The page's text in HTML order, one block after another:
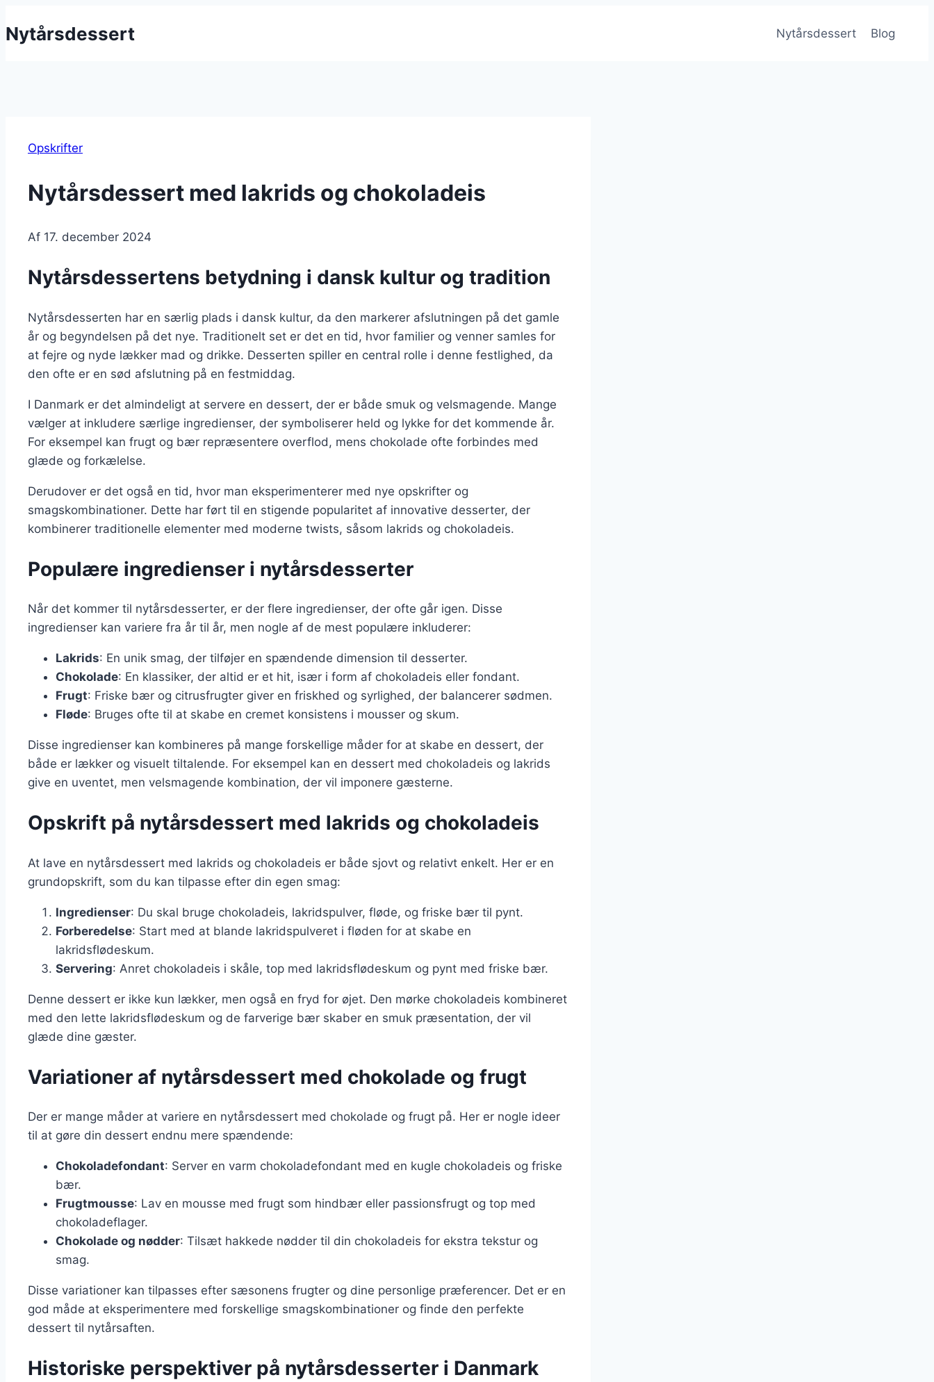
til
Nytårsdessert Nytårsdessert Blog
Opskrifter
Nytårsdessert med lakrids og chokoladeis
Af 17. december 2024
Nytårsdessertens betydning i dansk kultur og tradition
Nytårsdesserten har en særlig plads i dansk kultur, da den markerer afslutningen på det gamle
år og begyndelsen på det nye. Traditionelt set er det en tid, hvor familier og venner samles for
at fejre og nyde lækker mad og drikke. Desserten spiller en central rolle i denne festlighed, da
den ofte er en sød afslutning på en festmiddag.
I Danmark er det almindeligt at servere en dessert, der er både smuk og velsmagende. Mange
vælger at inkludere særlige ingredienser, der symboliserer held og lykke for det kommende år.
For eksempel kan frugt og bær repræsentere overflod, mens chokolade ofte forbindes med
glæde og forkælelse.
Derudover er det også en tid, hvor man eksperimenterer med nye opskrifter og
smagskombinationer. Dette har ført til en stigende popularitet af innovative desserter, der
kombinerer traditionelle elementer med moderne twists, såsom lakrids og chokoladeis.
Populære ingredienser i nytårsdesserter
Når det kommer til nytårsdesserter, er der flere ingredienser, der ofte går igen. Disse
ingredienser kan variere fra år til år, men nogle af de mest populære inkluderer:
Lakrids: En unik smag, der tilføjer en spændende dimension til desserter.
Chokolade: En klassiker, der altid er et hit, især i form af chokoladeis eller fondant.
Frugt: Friske bær og citrusfrugter giver en friskhed og syrlighed, der balancerer sødmen.
Fløde: Bruges ofte til at skabe en cremet konsistens i mousser og skum.
Disse ingredienser kan kombineres på mange forskellige måder for at skabe en dessert, der
både er lækker og visuelt tiltalende. For eksempel kan en dessert med chokoladeis og lakrids
give en uventet, men velsmagende kombination, der vil imponere gæsterne.
Opskrift på nytårsdessert med lakrids og chokoladeis
At lave en nytårsdessert med lakrids og chokoladeis er både sjovt og relativt enkelt. Her er en
grundopskrift, som du kan tilpasse efter din egen smag:
Ingredienser: Du skal bruge chokoladeis, lakridspulver, fløde, og friske bær til pynt.
Forberedelse: Start med at blande lakridspulveret i fløden for at skabe en
lakridsflødeskum.
Servering: Anret chokoladeis i skåle, top med lakridsflødeskum og pynt med friske bær.
Denne dessert er ikke kun lækker, men også en fryd for øjet. Den mørke chokoladeis kombineret
med den lette lakridsflødeskum og de farverige bær skaber en smuk præsentation, der vil
glæde dine gæster.
Variationer af nytårsdessert med chokolade og frugt
Der er mange måder at variere en nytårsdessert med chokolade og frugt på. Her er nogle ideer
til at gøre din dessert endnu mere spændende:
Chokoladefondant: Server en varm chokoladefondant med en kugle chokoladeis og friske
bær.
Frugtmousse: Lav en mousse med frugt som hindbær eller passionsfrugt og top med
chokoladeflager.
Chokolade og nødder: Tilsæt hakkede nødder til din chokoladeis for ekstra tekstur og
smag.
Disse variationer kan tilpasses efter sæsonens frugter og dine personlige præferencer. Det er en
god måde at eksperimentere med forskellige smagskombinationer og finde den perfekte
dessert til nytårsaften.
Historiske perspektiver på nytårsdesserter i Danmark